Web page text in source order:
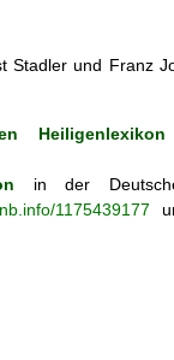
Stadler und Franz
Heiligenlexikon
in der
1175439177